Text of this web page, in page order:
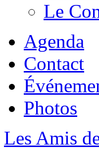
Le
Agenda
Contact
Photos
Les Amis